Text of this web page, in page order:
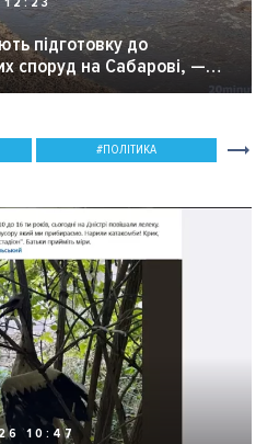
підготовку до
споруд на Сабарові, —
ПОЛІТИКА
10:47